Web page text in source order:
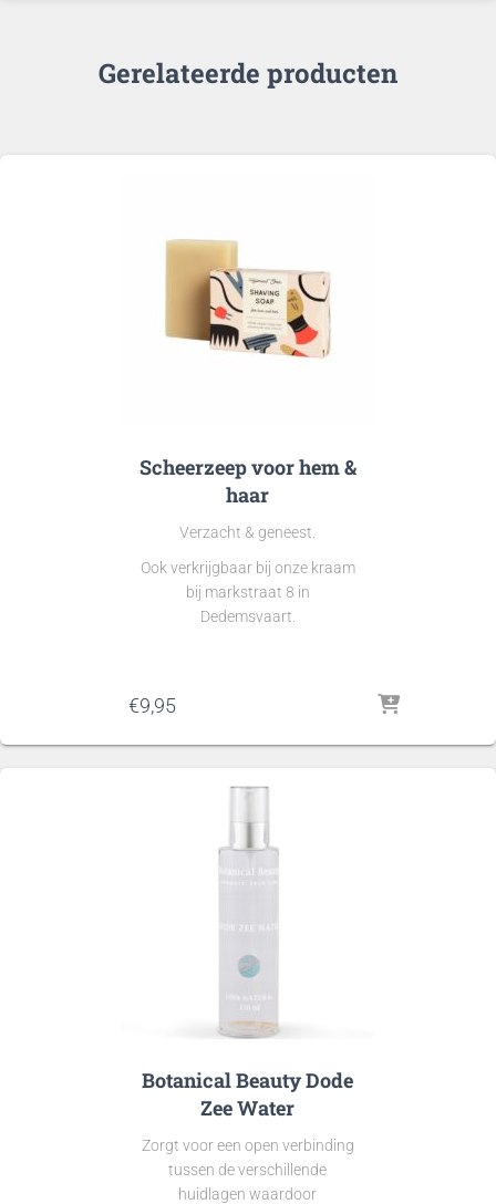
Gerelateerde producten
Scheerzeep voor hem &
haar
Verzacht & geneest.
Ook verkrijgbaar bij onze kraam
bij markstraat 8 in
Dedemsvaart.
€9,95
Botanical Beauty Dode
Zee Water
Zorgt voor een open verbinding
tussen de verschillende
huidlagen waardoor